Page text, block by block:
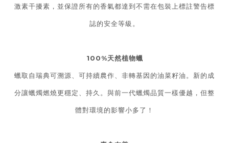
激素干擾素，並保證所有的香氣都達到不需在包裝上標註警告標
誌的安全等級。
100%天然植物蠟
蠟取自瑞典可溯源、可持續農作、非轉基因的油菜籽油。新的成
分讓蠟燭燃燒更穩定、持久。與前一代蠟燭品質一樣優越，但整
體對環境的影響小多了！